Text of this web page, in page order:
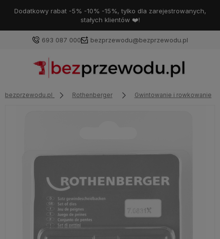
Dodatkowy rabat -5% -10% -15%, tylko dla zarejestrowanych,
stałych klientów ❤️!
693 087 000 bezprzewodu@bezprzewodu.pl
bezprzewodu.pl Rothenberger Gwintowanie i rowkowanie